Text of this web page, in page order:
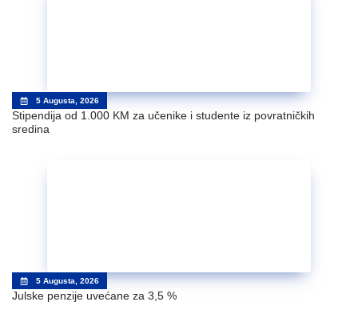
5 Augusta, 2026
Stipendija od 1.000 KM za učenike i studente iz povratničkih
sredina
5 Augusta, 2026
Julske penzije uvećane za 3,5 %